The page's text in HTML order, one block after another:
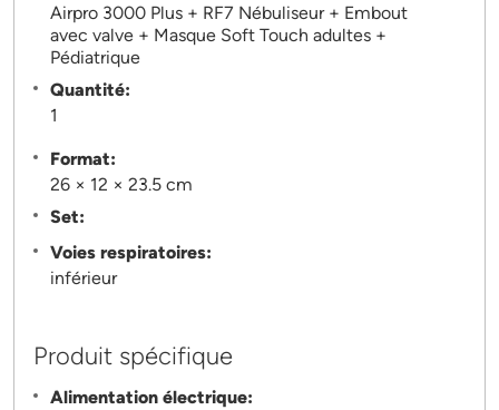
Airpro 3000 Plus + RF7 Nébuliseur + Embout
avec valve + Masque Soft Touch adultes +
Pédiatrique
Quantité:
1
Format:
26 × 12 × 23.5 cm
Set:
Voies respiratoires:
inférieur
Produit spécifique
Alimentation électrique: